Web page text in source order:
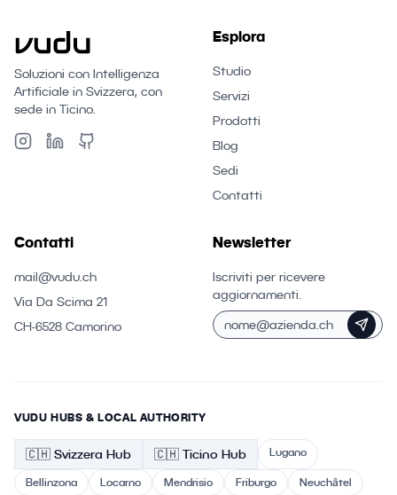
Soluzioni con Intelligenza
Artificiale in Svizzera, con
sede in Ticino.
Esplora
Studio
Servizi
Prodotti
Blog
Sedi
Contatti
Contatti
mail@vudu.ch
Via Da Scima 21
CH-6528 Camorino
Newsletter
Iscriviti per ricevere
aggiornamenti.
VUDU HUBS & LOCAL AUTHORITY
🇨🇭 Svizzera Hub 🇨🇭 Ticino Hub Lugano
Bellinzona Locarno Mendrisio Friburgo Neuchâtel